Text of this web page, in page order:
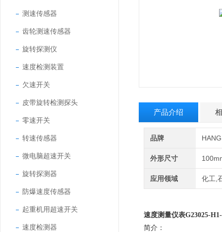
测速传感器
齿轮测速传感器
旋转探测仪
速度检测装置
欠速开关
皮带旋转检测探头
零速开关
转速传感器
微电脑超速开关
旋转探测器
防爆速度传感器
起重机用超速开关
速度检测器
产品介绍
品牌
外形尺寸
应用领域 化工,
速度测量仪表G23025-
简介：